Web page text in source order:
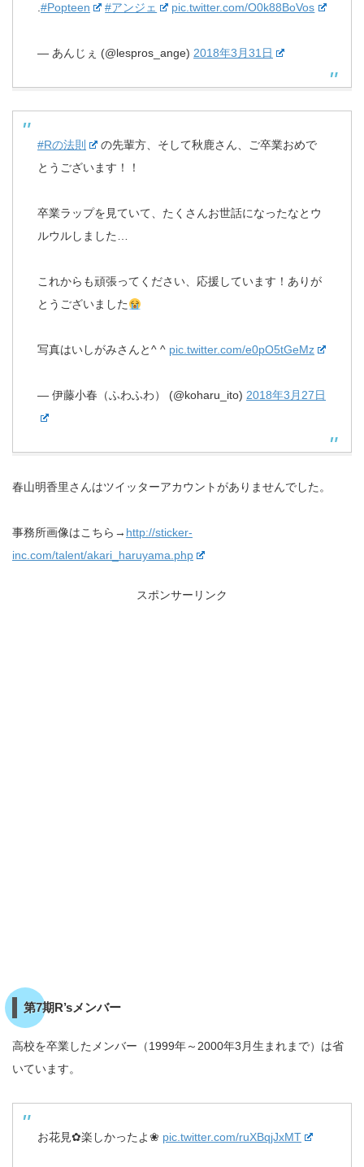
#Popteen #アンジェ pic.twitter.com/O0k88BoVos
— あんじぇ (@lespros_ange) 2018年3月31日
#Rの法則
の先輩方、そして秋鹿さん、ご卒業おめで
とうございます！！
卒業ラップを見ていて、たくさんお世話になったなとウ
ルウルしました…
これからも頑張ってください、応援しています！ありが
とうございました
写真はいしがみさんと^ ^ pic.twitter.com/e0pO5tGeMz
— 伊藤小春（ふわふわ） (@koharu_ito) 2018年3月27日
春山明香里さんはツイッターアカウントがありませんでした。
事務所画像はこちら→ http://sticker-
inc.com/talent/akari_haruyama.php
スポンサーリンク
第7期R’sメンバー
高校を卒業したメンバー（1999年～2000年3月生まれまで）は省
いています。
お花見✿楽しかったよ❀ pic.twitter.com/ruXBqjJxMT